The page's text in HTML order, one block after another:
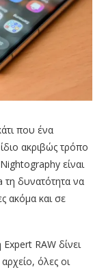
που ένα
ακριβώς τρόπο
είναι
δυνατότητα να
ακόμα και σε
RAW δίνει
όλες οι